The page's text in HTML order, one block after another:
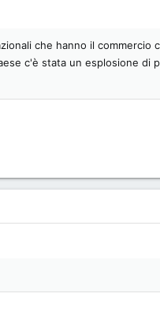
che hanno il
c'è stata un esplosione di